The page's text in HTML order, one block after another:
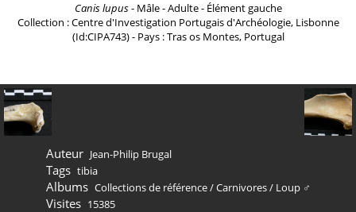
Canis lupus- Mâle - Adulte - Élément gauche
Collection : Centre d'Investigation Portugais d'Archéologie, Lisbonne
(Id:CIPA743) - Pays : Tras os Montes, Portugal
Auteur Jean-Philip Brugal
Tags tibia
Albums Collections de référence/Carnivores/ Loup ♂
Visites 15385